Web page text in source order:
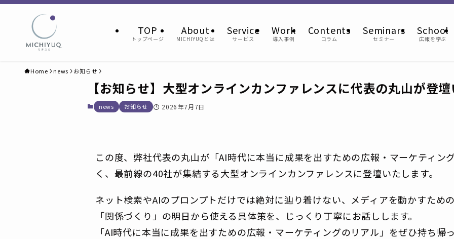
TOP
トップページ
About
MICHIYUQとは
Service
サービス
Work
導入事例
Contents
コラム
Seminars
セミナー
School
広報を学ぶ
Home news お知らせ
【お知らせ】大型オンラインカンファレンスに代表の丸山が登
news お知らせ 2026年7月7日
この度、弊社代表の丸山が「AI時代に本当に成果を出すための広報・マーケティン
く、最前線の40社が集結する大型オンラインカンファレンスに登壇いたします。
ネット検索やAIのプロンプトだけでは絶対に辿り着けない、メディアを動かすため
「関係づくり」の明日から使える具体策を、じっくり丁寧にお話しします。
「AI時代に本当に成果を出すための広報・マーケティングのリアル」をぜひ持ち帰